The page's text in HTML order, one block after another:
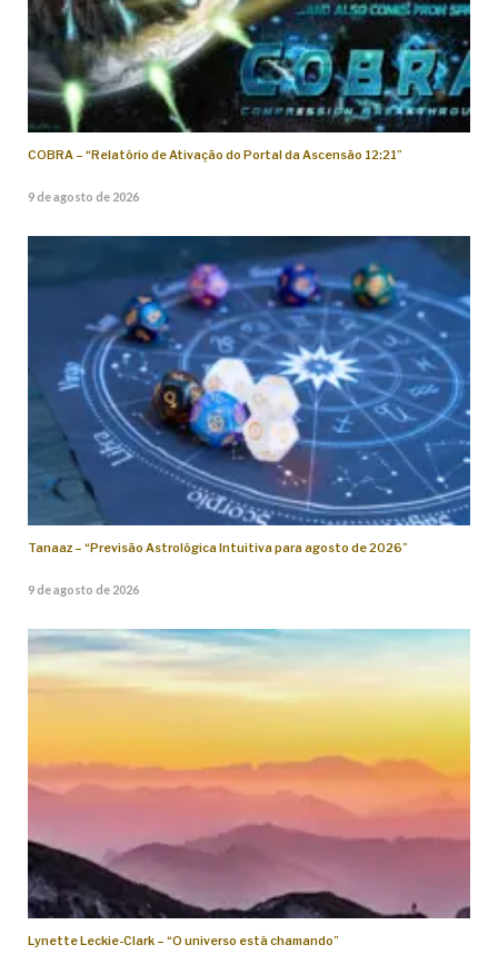
COBRA – “Relatório de Ativação do Portal da Ascensão 12:21”
9 de agosto de 2026
Tanaaz – “Previsão Astrológica Intuitiva para agosto de 2026”
9 de agosto de 2026
Lynette Leckie-Clark – “O universo está chamando”